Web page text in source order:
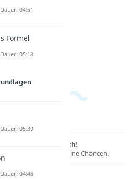
Lernen lohnt sich!
Entdecke hier deine Chancen.
04:51
Formel
05:18
05:39
04:46